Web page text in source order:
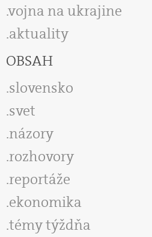
vojna na ukrajine
aktuality
OBSAH
slovensko
svet
názory
rozhovory
reportáže
ekonomika
témy týždňa